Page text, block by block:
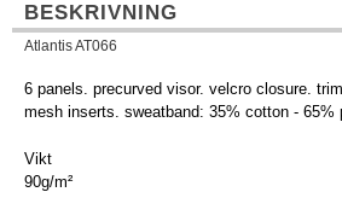
BESKRIVNING
Atlantis AT066
6 panels. precurved visor. velcro closure.
mesh inserts. sweatband: 35% cotton - 65%
Vikt
90g/m²